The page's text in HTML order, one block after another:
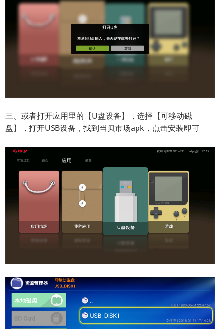
三、或者打开应用里的【U盘设备】，选择【可移动磁
盘】，打开USB设备，找到当贝市场apk，点击安装即可